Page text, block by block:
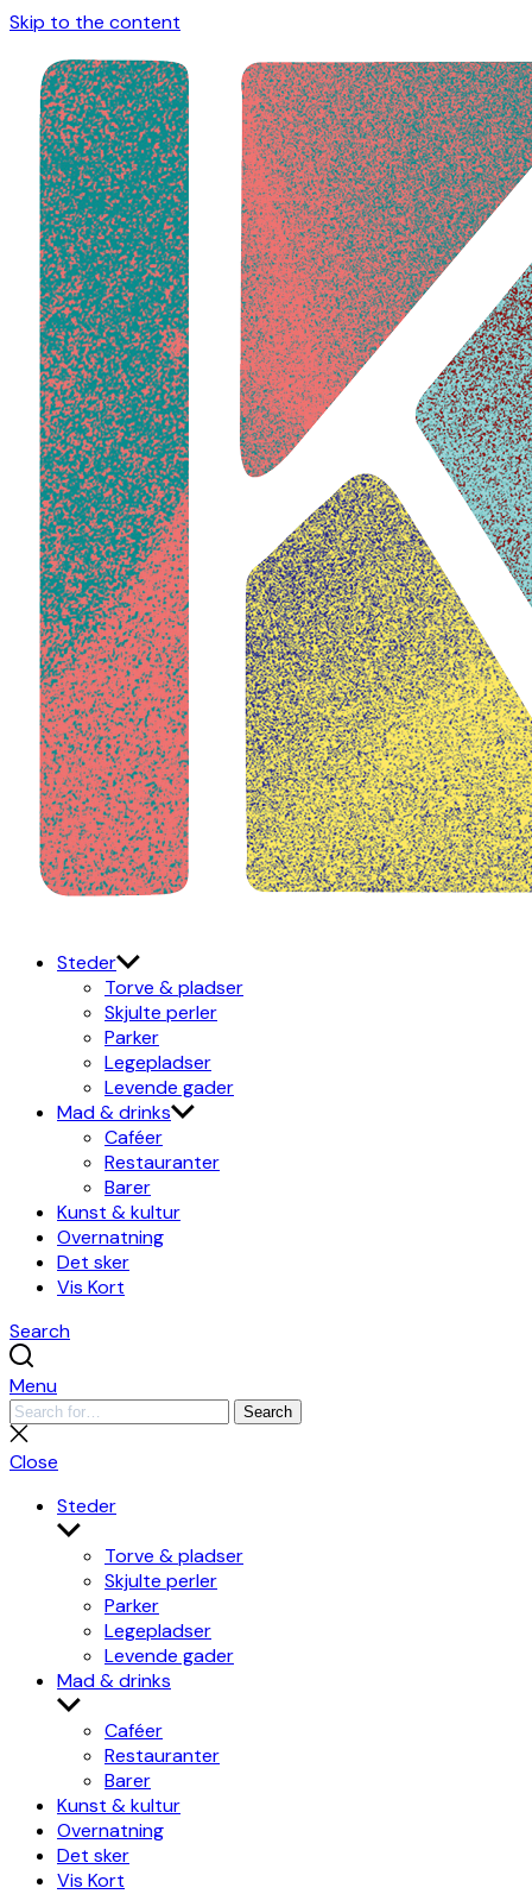
Skip to the content
Steder
Torve & pladser
Skjulte perler
Parker
Legepladser
Levende gader
Mad & drinks
Caféer
Restauranter
Barer
Kunst & kultur
Overnatning
Det sker
Vis Kort
Search
Menu
Search
for:
Search
Close
search
Close
Steder
Show
sub
menu
Torve & pladser
Skjulte perler
Parker
Legepladser
Levende gader
Mad & drinks
Show
sub
menu
Caféer
Restauranter
Barer
Kunst & kultur
Overnatning
Det sker
Vis Kort